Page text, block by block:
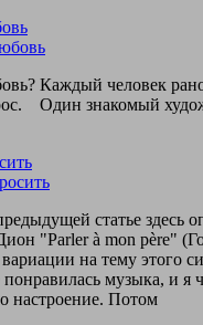
Каждый человек
Один знакомый
статье здесь
"Parler à mon père"
на тему этого
музыка, и я
настроение. Потом